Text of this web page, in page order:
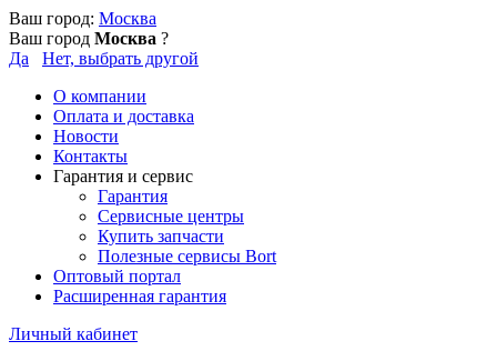
Ваш город: Москва
Ваш город Москва ?
Да
Нет, выбрать другой
О компании
Оплата и доставка
Новости
Контакты
Гарантия и сервис
Гарантия
Сервисные центры
Купить запчасти
Полезные сервисы Bort
Оптовый портал
Расширенная гарантия
Личный кабинет